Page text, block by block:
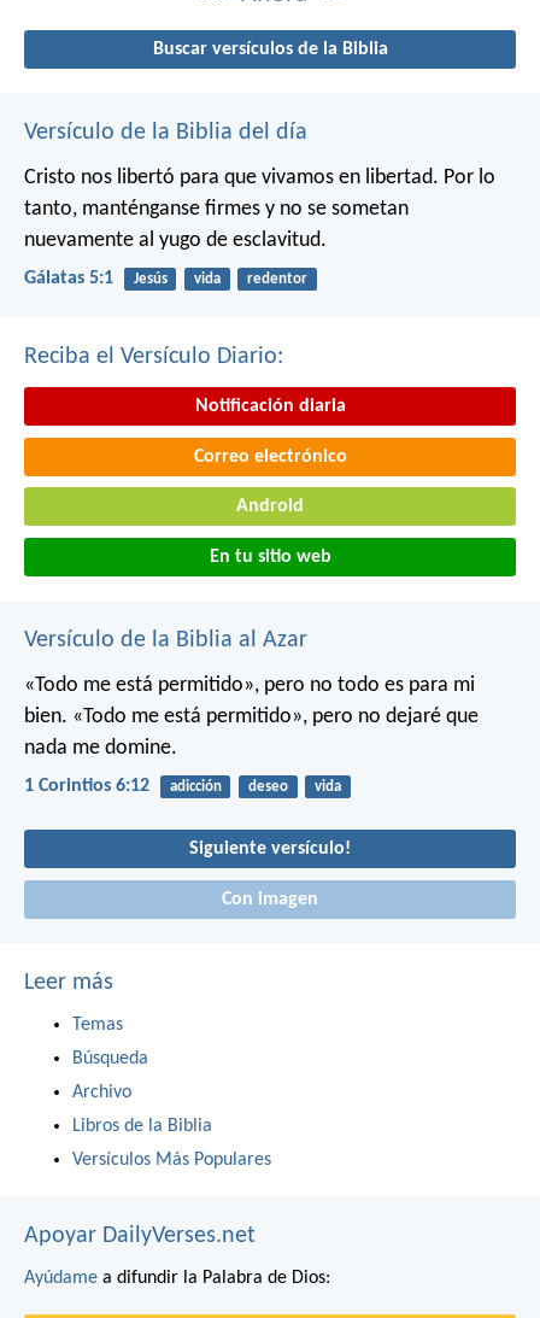
Buscar versículos de la Biblia
Versículo de la Biblia del día
Cristo nos libertó para que vivamos en libertad. Por lo
tanto, manténganse firmes y no se sometan
nuevamente al yugo de esclavitud.
Gálatas 5:1 Jesús vida redentor
Reciba el Versículo Diario:
Notificación diaria
Correo electrónico
Android
En tu sitio web
Versículo de la Biblia al Azar
«Todo me está permitido», pero no todo es para mi
bien. «Todo me está permitido», pero no dejaré que
nada me domine.
1 Corintios 6:12 adicción deseo vida
Siguiente versículo!
Con imagen
Leer más
Temas
Búsqueda
Archivo
Libros de la Biblia
Versículos Más Populares
Apoyar DailyVerses.net
Ayúdame a difundir la Palabra de Dios: